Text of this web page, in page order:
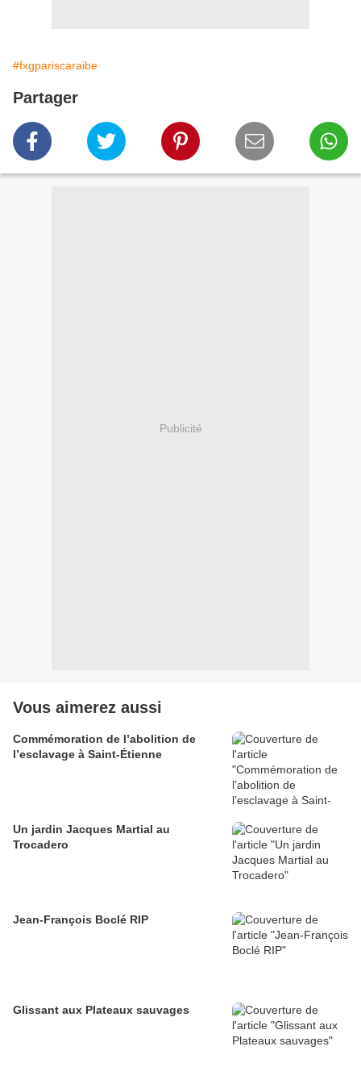
#fxgpariscaraibe
Partager
Publicité
Vous aimerez aussi
Commémoration de l’abolition de
l’esclavage à Saint-Étienne
Un jardin Jacques Martial au
Trocadero
Jean-François Boclé RIP
Glissant aux Plateaux sauvages